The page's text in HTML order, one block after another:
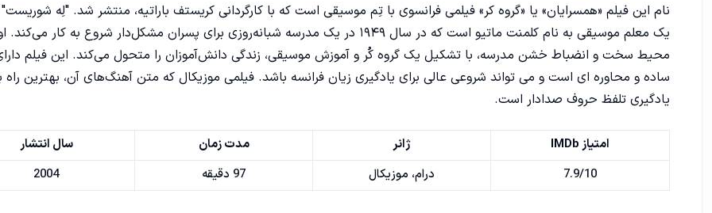
نام این فیلم «همسرایان» یا «گروه کر» فیلمی فرانسوی با تِم موسیقی است که با کارگردانی کریستف باراتیه، منتشر شد. "لِه شوریست"
یک معلم موسیقی به نام کلمنت ماتیو است که در سال ۱۹۴۹ در یک مدرسه شبانه‌روزی برای پسران مشکل‌دار شروع به کار
محیط سخت و انضباط خشن مدرسه، با تشکیل یک گروه کُر و آموزش موسیقی، زندگی دانش‌آموزان را متحول می‌کند. این فیلم
ساده و محاوره ای است و می تواند شروعی عالی برای یادگیری زیان فرانسه باشد. فیلمی موزیکال که متن آهنگ‌های آن، بهترین راه
یادگیری تلفظ حروف صدادار است.
امتیاز IMDb ژانر مدت زمان
سال انتشار
7.9/10
درام، موزیکال 97 دقیقه 2004